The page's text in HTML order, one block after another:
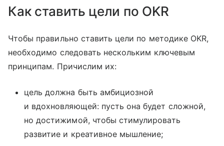
Как ставить цели по OKR
Чтобы правильно ставить цели по методике OKR,
необходимо следовать нескольким ключевым
принципам. Причислим их:
цель должна быть амбициозной
и вдохновляющей: пусть она будет сложной,
но достижимой, чтобы стимулировать
развитие и креативное мышление;